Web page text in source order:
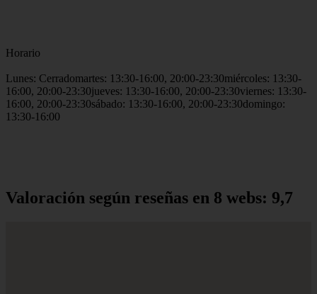
Horario
Lunes: Cerradomartes: 13:30-16:00, 20:00-23:30miércoles: 13:30-
16:00, 20:00-23:30jueves: 13:30-16:00, 20:00-23:30viernes: 13:30-
16:00, 20:00-23:30sábado: 13:30-16:00, 20:00-23:30domingo:
13:30-16:00
Valoración según reseñas en 8 webs: 9,7